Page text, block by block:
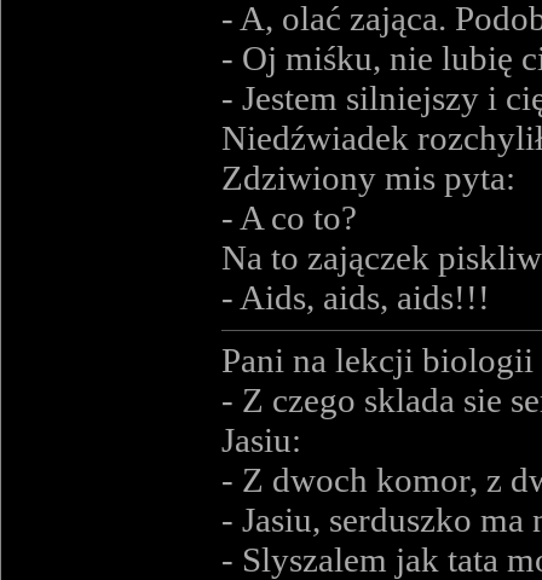
- A, olać zająca.
- Oj miśku, nie lubię
- Jestem silniejszy i
Niedźwiadek
Zdziwiony mis pyta:
- A co to?
Na to zajączek
- Aids, aids, aids!!!
Pani na lekcji biologii
- Z czego sklada sie
Jasiu:
- Z dwoch komor, z
- Jasiu, serduszko ma
- Slyszalem jak tata